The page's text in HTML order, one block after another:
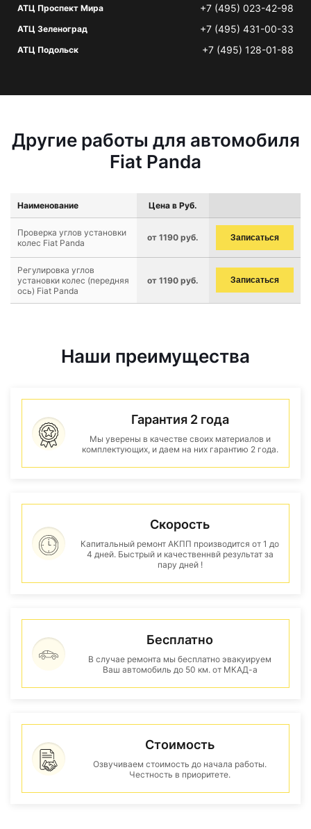
АТЦ Проспект Мира +7 (495) 023-42-98
АТЦ Зеленоград +7 (495) 431-00-33
АТЦ Подольск +7 (495) 128-01-88
Другие работы для автомобиля
Fiat Panda
Наименование Цена в Руб.
Проверка углов установки
колес Fiat Panda
от 1190 руб. Записаться
Регулировка углов
установки колес (передняя
ось) Fiat Panda
от 1190 руб. Записаться
Наши преимущества
Гарантия 2 года
Мы уверены в качестве своих материалов и
комплектующих, и даем на них гарантию 2 года.
Скорость
Капитальный ремонт АКПП производится от 1 до
4 дней. Быстрый и качественнвй результат за
пару дней !
Бесплатно
В случае ремонта мы бесплатно эвакуируем
Ваш автомобиль до 50 км. от МКАД-а
Стоимость
Озвучиваем стоимость до начала работы.
Честность в приоритете.